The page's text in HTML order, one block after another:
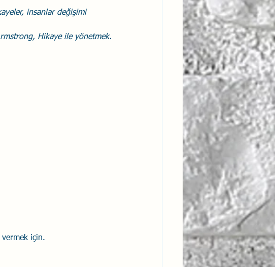
insanlar değişimi
Hikaye ile yönetmek.
vermek için.